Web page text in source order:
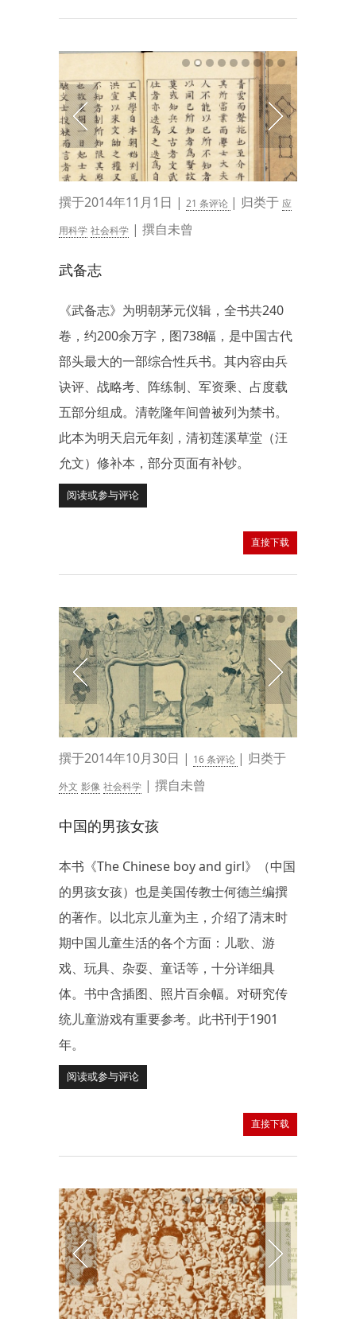
撰于2014年11月1日 | 21 条评论 | 归类于 应
用科学 社会科学 | 撰自未曾
武备志
《武备志》为明朝茅元仪辑，全书共240
卷，约200余万字，图738幅，是中国古代
部头最大的一部综合性兵书。其内容由兵
诀评、战略考、阵练制、军资乘、占度载
五部分组成。清乾隆年间曾被列为禁书。
此本为明天启元年刻，清初莲溪草堂（汪
允文）修补本，部分页面有补钞。
阅读或参与评论
直接下载
撰于2014年10月30日 | 16 条评论 | 归类于
外文 影像 社会科学 | 撰自未曾
中国的男孩女孩
本书《The Chinese boy and girl》（中国
的男孩女孩）也是美国传教士何德兰编撰
的著作。以北京儿童为主，介绍了清末时
期中国儿童生活的各个方面：儿歌、游
戏、玩具、杂耍、童话等，十分详细具
体。书中含插图、照片百余幅。对研究传
统儿童游戏有重要参考。此书刊于1901
年。
阅读或参与评论
直接下载